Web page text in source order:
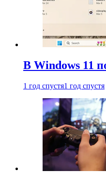
В Windows 11
1 год спустя1 год спустя